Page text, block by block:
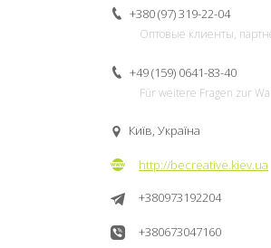
+380 (97) 319-22-04
Оптовые клиенты,
+49 (159) 0641-83-40
Für weitere Fragen zur
Київ, Україна
http://becreative.kiev.ua
+380973192204
+380673047160